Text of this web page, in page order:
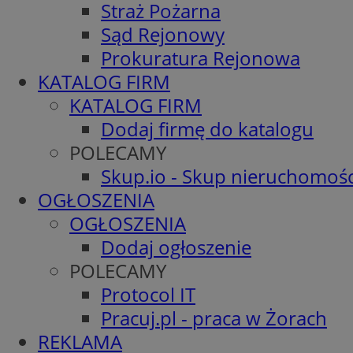
Straż Pożarna
Sąd Rejonowy
Prokuratura Rejonowa
KATALOG FIRM
KATALOG FIRM
Dodaj firmę do katalogu
POLECAMY
Skup.io - Skup
OGŁOSZENIA
OGŁOSZENIA
Dodaj ogłoszenie
POLECAMY
Protocol IT
Pracuj.pl - praca w Żorach
REKLAMA